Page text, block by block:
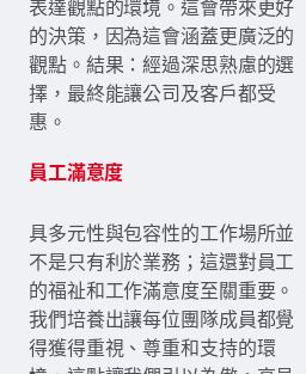
表達觀點的環境。這會帶來更好
的決策，因為這會涵蓋更廣泛的
觀點。結果：經過深思熟慮的選
擇，最終能讓公司及客戶都受
惠。
員工滿意度
具多元性與包容性的工作場所並
不是只有利於業務；這還對員工
的福祉和工作滿意度至關重要。
我們培養出讓每位團隊成員都覺
得獲得重視、尊重和支持的環